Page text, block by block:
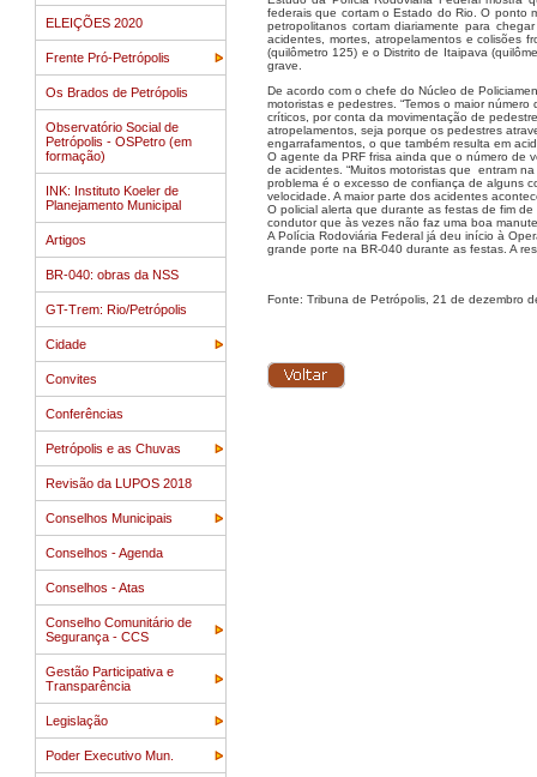
ELEIÇÕES 2020
Frente Pró-Petrópolis
Os Brados de Petrópolis
Observatório Social de
Petrópolis - OSPetro (em
formação)
INK: Instituto Koeler de
Planejamento Municipal
Artigos
BR-040: obras da NSS
GT-Trem: Rio/Petrópolis
Cidade
Convites
Conferências
Petrópolis e as Chuvas
Revisão da LUPOS 2018
Conselhos Municipais
Conselhos - Agenda
Conselhos - Atas
Conselho Comunitário de
Segurança - CCS
Gestão Participativa e
Transparência
Legislação
Poder Executivo Mun.
federais que cortam o Estado do Rio. O ponto
petropolitanos cortam diariamente para
acidentes, mortes, atropelamentos e colisões
(quilômetro 125) e o Distrito de Itaipava
grave.
De acordo com o chefe do Núcleo de
motoristas e pedestres. “Temos o maior
críticos, por conta da movimentação de
atropelamentos, seja porque os pedestres
engarrafamentos, o que também resulta em
O agente da PRF frisa ainda que o número de
de acidentes. “Muitos motoristas que entram
problema é o excesso de confiança de alguns
velocidade. A maior parte dos acidentes
O policial alerta que durante as festas de fim
condutor que às vezes não faz uma boa
A Polícia Rodoviária Federal já deu início à
grande porte na BR-040 durante as festas. A
Fonte: Tribuna de Petrópolis, 21 de dezembro